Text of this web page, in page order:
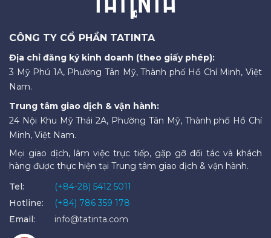
CÔNG TY CỔ PHẦN TATINTA
Địa chỉ đăng ký kinh doanh (theo giấy phép):
3 Mỹ Phú 1A, Phường Tân Mỹ, Thành phố Hồ Chí Minh, Việt
Nam.
Trung tâm giao dịch & vận hành:
24 Nội Khu Mỹ Thái 2A, Phường Tân Mỹ, Thành phố Hồ Chí
Minh, Việt Nam.
Mọi giao dịch, làm việc trực tiếp, gặp gỡ đối tác và khách
hàng được thực hiện tại Trung tâm giao dịch & vận hành.
Tel:
(+84-28) 5412 5011
Hotline:
(+84) 786 359 178
Email:
info@tatinta.com